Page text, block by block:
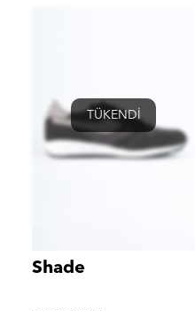
Shade
TÜKENDİ